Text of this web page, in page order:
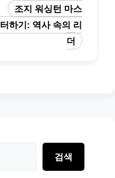
조지 워싱턴 마스
터하기: 역사 속의 리
더
검색